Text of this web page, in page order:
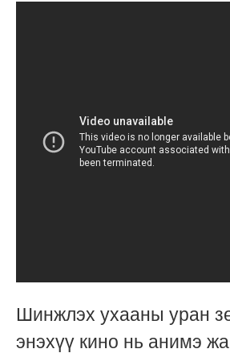
Шинжлэх ухааны уран
энэхүү кино нь анимэ